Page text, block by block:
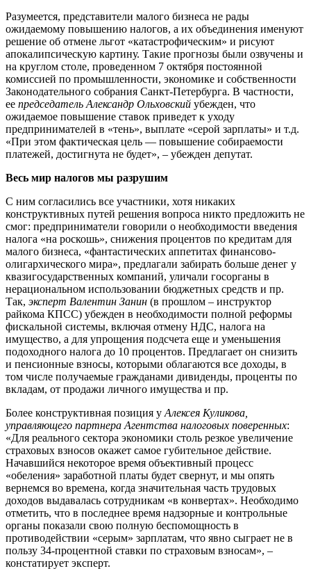
Разумеется, представители малого бизнеса не рады
ожидаемому повышению налогов, а их объединения именуют
решение об отмене льгот «катастрофическим» и рисуют
апокалипсическую картину. Такие прогнозы были озвучены и
на круглом столе, проведенном 7 октября постоянной
комиссией по промышленности, экономике и собственности
Законодательного собрания Санкт-Петербурга. В частности,
ее председатель Александр Ольховский убежден, что
ожидаемое повышение ставок приведет к уходу
предпринимателей в «тень», выплате «серой зарплаты» и т.д.
«При этом фактическая цель — повышение собираемости
платежей, достигнута не будет», – убежден депутат.
Весь мир налогов мы разрушим
С ним согласились все участники, хотя никаких
конструктивных путей решения вопроса никто предложить не
смог: предприниматели говорили о необходимости введения
налога «на роскошь», снижения процентов по кредитам для
малого бизнеса, «фантастических аппетитах финансово-
олигархического мира», предлагали забирать больше денег у
квазигосударственных компаний, уличали госорганы в
нерациональном использовании бюджетных средств и пр.
Так, эксперт Валентин Занин (в прошлом – инструктор
райкома КПСС) убежден в необходимости полной реформы
фискальной системы, включая отмену НДС, налога на
имущество, а для упрощения подсчета еще и уменьшения
подоходного налога до 10 процентов. Предлагает он снизить
и пенсионные взносы, которыми облагаются все доходы, в
том числе получаемые гражданами дивиденды, проценты по
вкладам, от продажи личного имущества и пр.
Более конструктивная позиция у Алексея Куликова,
управляющего партнера Агентства налоговых поверенных:
«Для реального сектора экономики столь резкое увеличение
страховых взносов окажет самое губительное действие.
Начавшийся некоторое время объективный процесс
«обеления» заработной платы будет свернут, и мы опять
вернемся во времена, когда значительная часть трудовых
доходов выдавалась сотрудникам «в конвертах». Необходимо
отметить, что в последнее время надзорные и контрольные
органы показали свою полную беспомощность в
противодействии «серым» зарплатам, что явно сыграет не в
пользу 34-процентной ставки по страховым взносам», –
констатирует эксперт.